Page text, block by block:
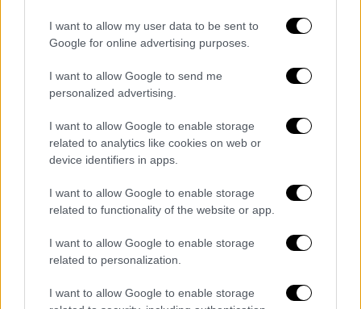
I want to allow my user data to be sent to
Google for online advertising purposes.
I want to allow Google to send me
personalized advertising.
I want to allow Google to enable storage
related to analytics like cookies on web or
device identifiers in apps.
I want to allow Google to enable storage
related to functionality of the website or app.
I want to allow Google to enable storage
related to personalization.
I want to allow Google to enable storage
thumbnail_image001.jpg
δικαιώματα και συμπίπτουν με της Κύπρου.
Από Α-G εκεί που έχει δώσει αδειοδοτήσεις
το ψευδοκράτος στην ΤΡΑΟ.